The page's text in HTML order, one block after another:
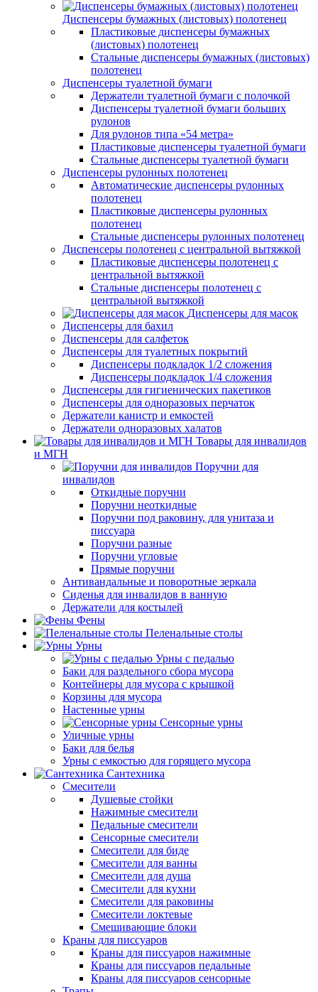
Диспенсеры бумажных (листовых) полотенец
Пластиковые диспенсеры бумажных
(листовых) полотенец
Стальные диспенсеры бумажных (листовых)
полотенец
Диспенсеры туалетной бумаги
Держатели туалетной бумаги с полочкой
Диспенсеры туалетной бумаги больших
рулонов
Для рулонов типа «54 метра»
Пластиковые диспенсеры туалетной бумаги
Стальные диспенсеры туалетной бумаги
Диспенсеры рулонных полотенец
Автоматические диспенсеры рулонных
полотенец
Пластиковые диспенсеры рулонных
полотенец
Стальные диспенсеры рулонных полотенец
Диспенсеры полотенец с центральной вытяжкой
Пластиковые диспенсеры полотенец с
центральной вытяжкой
Стальные диспенсеры полотенец с
центральной вытяжкой
Диспенсеры для масок
Диспенсеры для бахил
Диспенсеры для салфеток
Диспенсеры для туалетных покрытий
Диспенсеры подкладок 1/2 сложения
Диспенсеры подкладок 1/4 сложения
Диспенсеры для гигиенических пакетиков
Диспенсеры для одноразовых перчаток
Держатели канистр и емкостей
Держатели одноразовых халатов
Товары для инвалидов
и МГН
Поручни для
инвалидов
Откидные поручни
Поручни неоткидные
Поручни под раковину, для унитаза и
писсуара
Поручни разные
Поручни угловые
Прямые поручни
Антивандальные и поворотные зеркала
Сиденья для инвалидов в ванную
Держатели для костылей
Фены
Пеленальные столы
Урны
Урны с педалью
Баки для раздельного сбора мусора
Контейнеры для мусора с крышкой
Корзины для мусора
Настенные урны
Сенсорные урны
Уличные урны
Баки для белья
Урны с емкостью для горящего мусора
Сантехника
Смесители
Душевые стойки
Нажимные смесители
Педальные смесители
Сенсорные смесители
Смесители для биде
Смесители для ванны
Смесители для душа
Смесители для кухни
Смесители для раковины
Смесители локтевые
Смешивающие блоки
Краны для писсуаров
Краны для писсуаров нажимные
Краны для писсуаров педальные
Краны для писсуаров сенсорные